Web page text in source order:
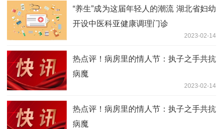
“养生”成为这届年轻人的潮流 湖北省妇幼
开设中医科亚健康调理门诊
2023-02-14
热点评！病房里的情人节：执子之手共抗
病魔
2023-02-14
热点评！病房里的情人节：执子之手共抗
病魔